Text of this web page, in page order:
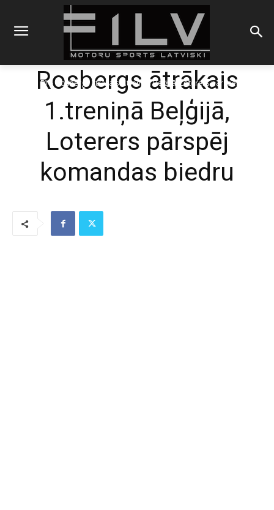
F1
Rosbergs ātrākais 1.treniņā Beļģijā, Loterers pārspēj
Rosbergs ātrākais
1.treniņā Beļģijā,
Loterers pārspēj
komandas biedru